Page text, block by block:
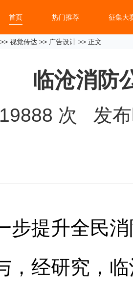
首页 热门推荐 征集大
>> 视觉传达 >> 广告设计 >> 正文
临沧消防
19888 次 发布
步提升全民
，经研究，